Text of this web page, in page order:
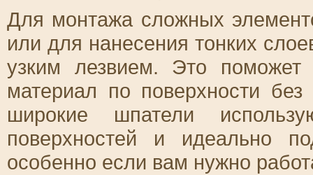
Для монтажа сложных
или для нанесения тонких
узким лезвием. Это поможет
материал по поверхности
широкие шпатели
поверхностей и идеально
особенно если вам нужно